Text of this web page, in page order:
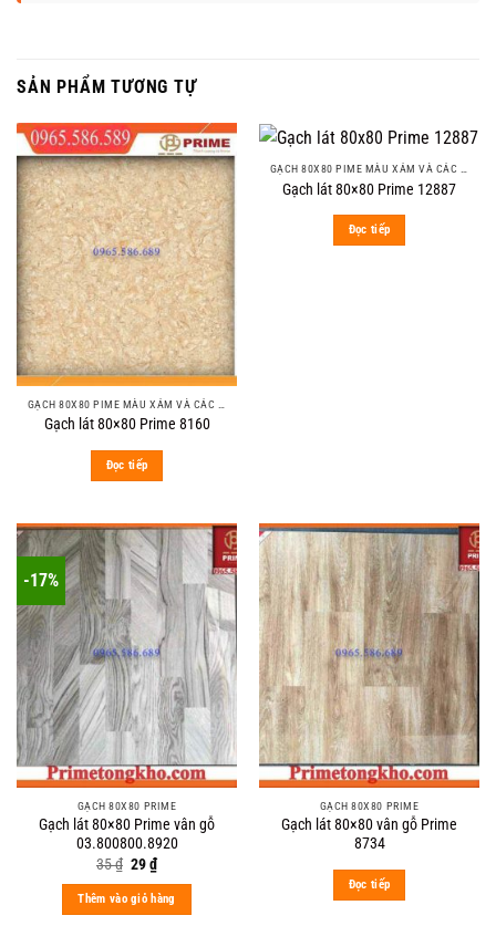
SẢN PHẨM TƯƠNG TỰ
Gạch lát 80×80 Prime 8160
Đọc tiếp
GẠCH 80X80 PIME MÀU XÁM VÀ CÁC MÀU VÂN SÁNG NHẸ
Gạch lát 80×80 Prime 12887
Đọc tiếp
-17%
GẠCH 80X80 PRIME
Gạch lát 80×80 Prime vân gỗ
03.800800.8920
35₫ Original
price
was:
35 ₫.
29₫Current
price
is:
29 ₫.
Thêm vào giỏ hàng
GẠCH 80X80 PRIME
Gạch lát 80×80 vân gỗ Prime
8734
Đọc tiếp